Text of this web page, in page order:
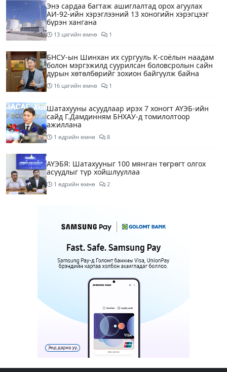
Энэ сардаа багтаж ашиглалтад орох агуулах
АИ-92-ийн хэрэглээний 13 хоногийн хэрэгцээг
бүрэн хангана
13 цагийн өмнө 1
БНСУ-ын Шинхан их сургууль К-соёлын наадам
болон мэргэжилд суурилсан боловсролын сайн
дурын хөтөлбөрийг зохион байгуулж байна
16 цагийн өмнө 1
Шатахууны асуудлаар ирэх 7 хоногт АҮЭБ-ийн
сайд Г.Дамдинням БНХАУ-д томилолтоор
ажиллана
1 өдрийн өмнө 8
АҮЭБЯ: Шатахууныг 100 мянган төгрөгт олгох
асуудлыг түр хойшлууллаа
1 өдрийн өмнө 2
зохион байгуулж байна
Ерөнхий сайд БНХАУ-аас сар бүр 12-15 мянган
тонн АИ-92 автобензин тогтмол нийлүүлэх хүсэлт
Өнөөдөр тэгш тоогоор төгссөн автомашинтай
иргэд 50 хүртэлх мянган төгрөгөнд БЕНЗИН авна
1 өдрийн өмнө 1